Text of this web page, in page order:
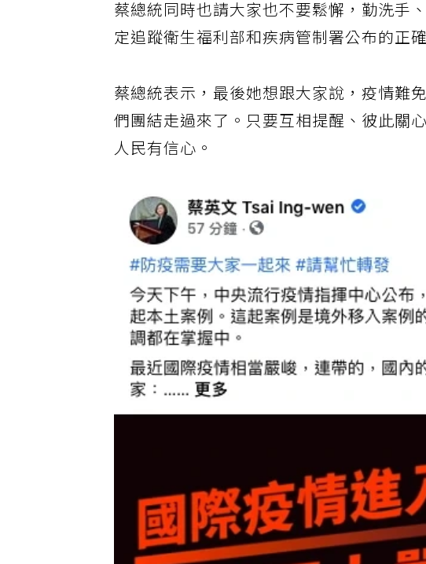
蔡總統同時也請大家也不要鬆懈，勤洗手
定追蹤衛生福利部和疾病管制署公布的正
蔡總統表示，最後她想跟大家說，疫情難
們團結走過來了。只要互相提醒、彼此關
人民有信心。